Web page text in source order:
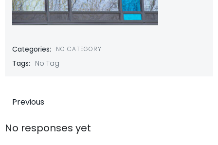
Categories: NO CATEGORY
Tags: No Tag
投
稿
Previous
No responses yet